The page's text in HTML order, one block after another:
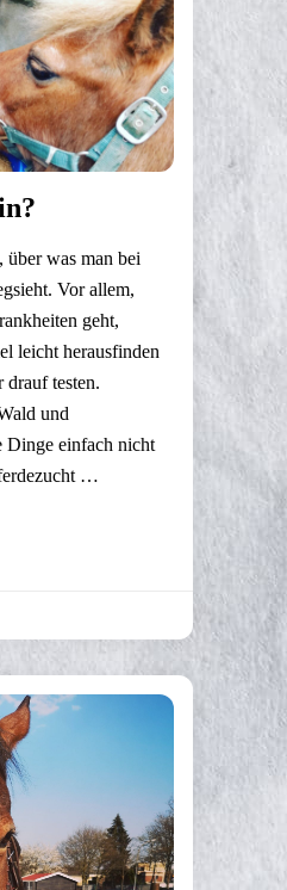
was man bei
Vor allem,
geht,
leicht herausfinden
drauf testen.
und
Dinge einfach nicht
…